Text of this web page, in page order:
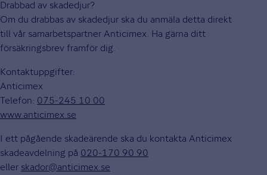
Drabbad av skadedjur?
Om du drabbas av skadedjur ska du anmäla detta direkt
till vår samarbetspartner Anticimex. Ha gärna ditt
försäkringsbrev framför dig.
Kontaktuppgifter:
Anticimex
Telefon: 075-245 10 00
www.anticimex.se
I ett pågående skadeärende ska du kontakta Anticimex
skadeavdelning på 020-170 90 90
eller skador@anticimex.se